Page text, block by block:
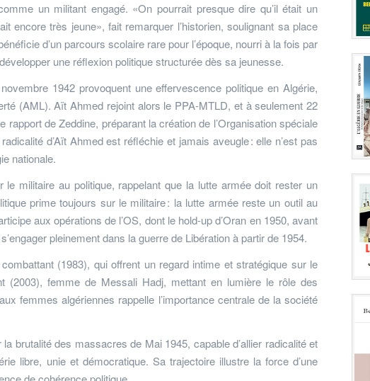
un militant engagé. «On pourrait presque dire qu’il était un
encore très jeune», fait remarquer l’historien, soulignant sa place
d’un parcours scolaire rare pour l’époque, nourri à la fois par
une réflexion politique structurée dès sa jeunesse.
1942 provoquent une effervescence politique en Algérie,
(AML). Aït Ahmed rejoint alors le PPA-MTLD, et à seulement 22
de Zeddine, préparant la création de l’Organisation spéciale
d’Aït Ahmed est réfléchie et jamais aveugle : elle n’est pas
nationale.
le militaire au politique, rappelant que la lutte armée doit rester un
prime toujours sur le militaire : la lutte armée reste un outil au
aux opérations de l’OS, dont le hold-up d’Oran en 1950, avant
pleinement dans la guerre de Libération à partir de 1954.
(1983), qui offrent un regard intime et stratégique sur le
(2003), femme de Messali Hadj, mettant en lumière le rôle des
femmes algériennes rappelle l’importance centrale de la société
brutalité des massacres de Mai 1945, capable d’allier radicalité et
libre, unie et démocratique. Sa trajectoire illustre la force d’une